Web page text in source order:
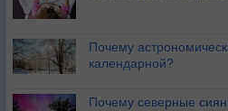
Почему
календарной?
Почему северные